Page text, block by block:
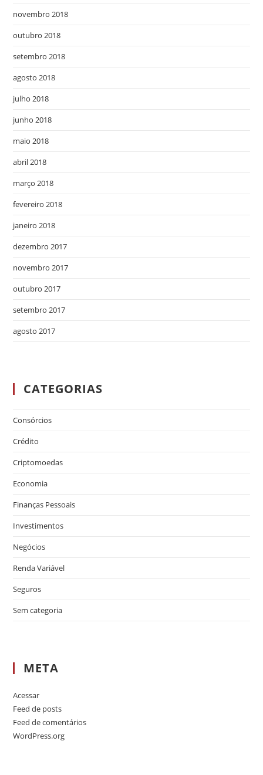
novembro 2018
outubro 2018
setembro 2018
agosto 2018
julho 2018
junho 2018
maio 2018
abril 2018
março 2018
fevereiro 2018
janeiro 2018
dezembro 2017
novembro 2017
outubro 2017
setembro 2017
agosto 2017
CATEGORIAS
Consórcios
Crédito
Criptomoedas
Economia
Finanças Pessoais
Investimentos
Negócios
Renda Variável
Seguros
Sem categoria
META
Acessar
Feed de posts
Feed de comentários
WordPress.org